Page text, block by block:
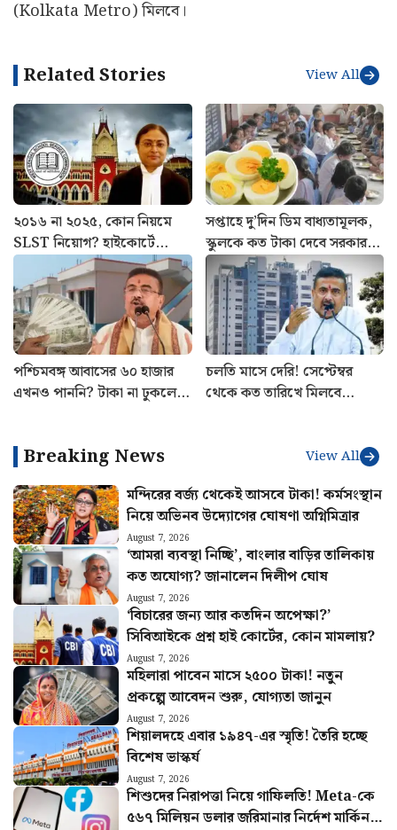
এবার থেকে সেই সংখ্যা বেড়ে হচ্ছে ৭৮ টি। অর্থাৎ আপ লাইনে
৩৯টি ও ডাউন লাইনে ৩৯টি করে মেট্রো পরিষেবা পাওয়া যাবে।
এর পাশাপাশি, ৩ নভেম্বরের পরের সংখ্যা বেড়ে হবে ৯২ টি।
অর্থাৎ আপ ও ডাউন লাইনে ৪৬ টি আপ ৪৬ টি করে মেট্রো
(Kolkata Metro) মিলবে।
Related Stories View All
২০১৬ না ২০২৫, কোন নিয়মে
SLST নিয়োগ? হাইকোর্টে
সপ্তাহে দু’দিন ডিম বাধ্যতামূলক,
স্কুলকে কত টাকা দেবে সরকার?
পশ্চিমবঙ্গ আবাসের ৬০ হাজার
এখনও পাননি? টাকা না ঢুকলে
কোথায় যোগাযোগ করবেন জানুন
থেকে কত তারিখে মিলবে
অন্নপূর্ণা যোজনার টাকা?
Breaking News View All
মন্দিরের বর্জ্য থেকেই আসবে টাকা! কর্মসংস্থান
নিয়ে অভিনব উদ্যোগের ঘোষণা অগ্নিমিত্রার
August 7, 2026
‘আমরা ব্যবস্থা নিচ্ছি’, বাংলার বাড়ির তালিকায়
কত অযোগ্য? জানালেন দিলীপ ঘোষ
August 7, 2026
‘বিচারের জন্য আর কতদিন অপেক্ষা?’
সিবিআইকে প্রশ্ন হাই কোর্টের, কোন মামলায়?
August 7, 2026